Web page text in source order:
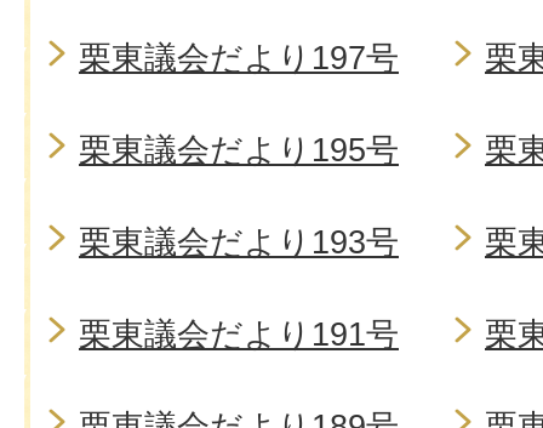
栗東議会だより197号 栗
栗東議会だより195号 栗
栗東議会だより193号 栗
栗東議会だより191号 栗